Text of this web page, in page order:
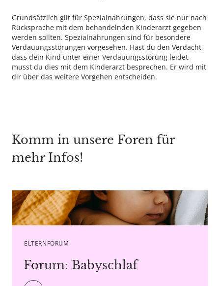
Grundsätzlich gilt für Spezialnahrungen, dass sie nur nach
Rücksprache mit dem behandelnden Kinderarzt gegeben
werden sollten. Spezialnahrungen sind für besondere
Verdauungsstörungen vorgesehen. Hast du den Verdacht,
dass dein Kind unter einer Verdauungsstörung leidet,
musst du dies mit dem Kinderarzt besprechen. Er wird mit
dir über das weitere Vorgehen entscheiden.
Komm in unsere Foren für
mehr Infos!
Caption Bostan Natalia - Copyright agency stock.adobe.com
ELTERNFORUM
Forum: Babyschlaf